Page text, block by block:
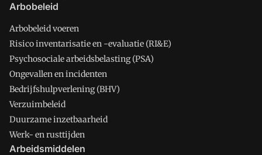
Arbobeleid
Arbobeleid voeren
Risico inventarisatie en -evaluatie (RI&E)
Psychosociale arbeidsbelasting (PSA)
Ongevallen en incidenten
Bedrijfshulpverlening (BHV)
Verzuimbeleid
Duurzame inzetbaarheid
Werk- en rusttijden
Arbeidsmiddelen